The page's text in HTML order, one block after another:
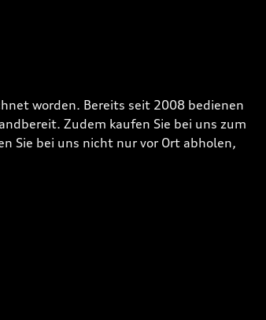
worden. Bereits seit 2008 bedienen
Zudem kaufen Sie bei uns zum
Sie bei uns nicht nur vor Ort abholen,